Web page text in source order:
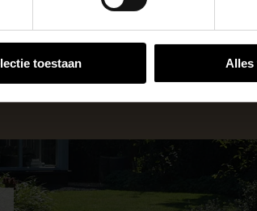
toestaan Alles
zoek naar tuin- en infraproducten. Als
Lees meer over de
zakelijke